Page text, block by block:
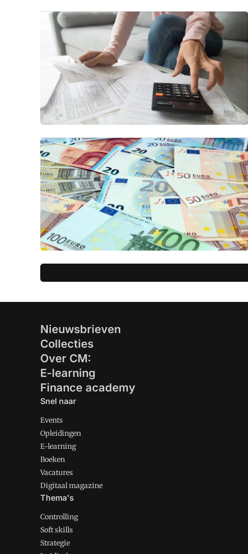
Nieuwsbrieven
Collecties
Over CM:
E-learning
Finance academy
Snel naar
Events
Opleidingen
E-learning
Boeken
Vacatures
Digitaal magazine
Thema's
Controlling
Soft skills
Strategie